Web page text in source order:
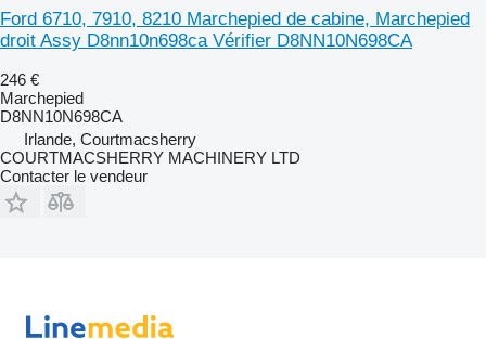
Ford 6710, 7910, 8210 Marchepied de cabine, Marchepied
droit Assy D8nn10n698ca Vérifier D8NN10N698CA
246 €
Marchepied
D8NN10N698CA
Irlande, Courtmacsherry
COURTMACSHERRY MACHINERY LTD
Contacter le vendeur